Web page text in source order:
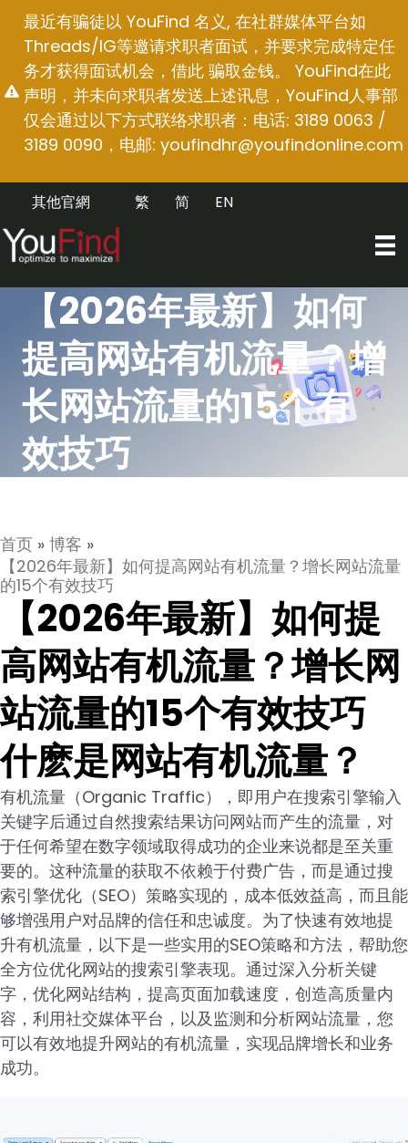
最近有骗徒以 YouFind 名义, 在社群媒体平台如
Threads/IG等邀请求职者面试，并要求完成特定任
务才获得面试机会，借此 骗取金钱。 YouFind在此
声明，并未向求职者发送上述讯息，YouFind人事部
仅会通过以下方式联络求职者：电话: 3189 0063 /
3189 0090，电邮: youfindhr@youfindonline.com
其他官網 EN
简
繁
【2026年最新】如何
提高网站有机流量？增
长网站流量的15个有
效技巧
首页 » 博客 »
【2026年最新】如何提高网站有机流量？增长网站流量
的15个有效技巧
【2026年最新】如何提
高网站有机流量？增长网
站流量的15个有效技巧
什麽是网站有机流量？
有机流量（Organic Traffic），即用户在搜索引擎输入
关键字后通过自然搜索结果访问网站而产生的流量，对
于任何希望在数字领域取得成功的企业来说都是至关重
要的。这种流量的获取不依赖于付费广告，而是通过搜
索引擎优化（SEO）策略实现的，成本低效益高，而且能
够增强用户对品牌的信任和忠诚度。为了快速有效地提
升有机流量，以下是一些实用的SEO策略和方法，帮助您
全方位优化网站的搜索引擎表现。通过深入分析关键
字，优化网站结构，提高页面加载速度，创造高质量内
容，利用社交媒体平台，以及监测和分析网站流量，您
可以有效地提升网站的有机流量，实现品牌增长和业务
成功。